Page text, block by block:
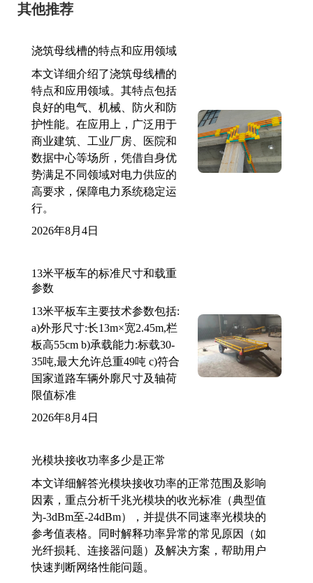
其他推荐
浇筑母线槽的特点和应用领域
本文详细介绍了浇筑母线槽的
特点和应用领域。其特点包括
良好的电气、机械、防火和防
护性能。在应用上，广泛用于
商业建筑、工业厂房、医院和
数据中心等场所，凭借自身优
势满足不同领域对电力供应的
高要求，保障电力系统稳定运
行。
2026年8月4日
13米平板车的标准尺寸和载重
参数
13米平板车主要技术参数包括:
a)外形尺寸:长13m×宽2.45m,栏
板高55cm b)承载能力:标载30-
35吨,最大允许总重49吨 c)符合
国家道路车辆外廓尺寸及轴荷
限值标准
2026年8月4日
光模块接收功率多少是正常
本文详细解答光模块接收功率的正常范围及影响
因素，重点分析千兆光模块的收光标准（典型值
为-3dBm至-24dBm），并提供不同速率光模块的
参考值表格。同时解释功率异常的常见原因（如
光纤损耗、连接器问题）及解决方案，帮助用户
快速判断网络性能问题。